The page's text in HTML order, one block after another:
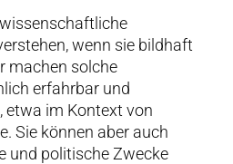
wenn sie bildhaft
machen solche
erfahrbar und
etwa im Kontext von
Sie können aber auch
und politische Zwecke